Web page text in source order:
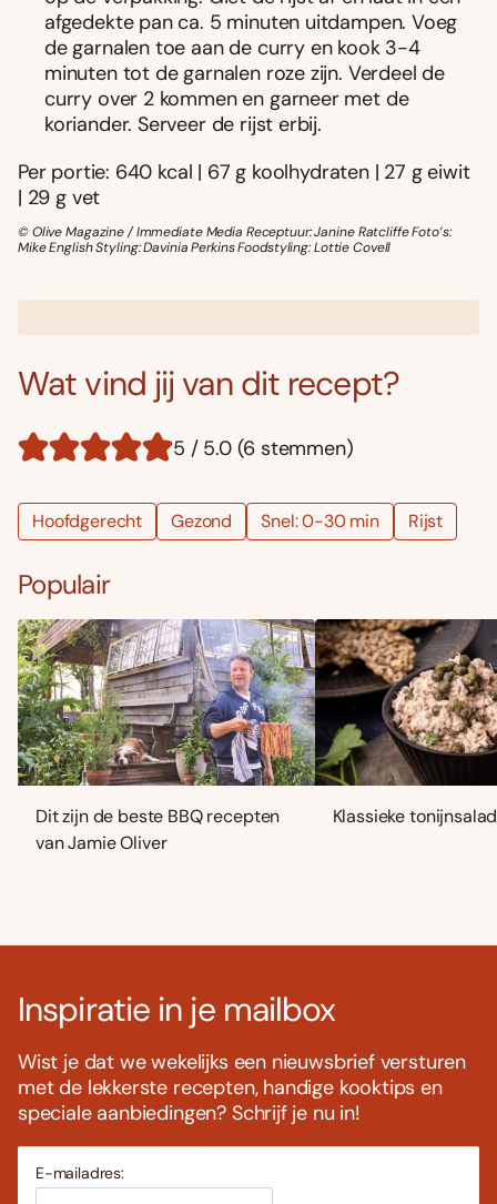
afgedekte pan ca. 5 minuten uitdampen. Voeg
de garnalen toe aan de curry en kook 3-4
minuten tot de garnalen roze zijn. Verdeel de
curry over 2 kommen en garneer met de
koriander. Serveer de rijst erbij.
Per portie: 640 kcal | 67 g koolhydraten | 27 g eiwit
| 29 g vet
© Olive Magazine / Immediate Media Receptuur: Janine Ratcliffe Foto’s:
Mike English Styling: Davinia Perkins Foodstyling: Lottie Covell
Wat vind jij van dit recept?
5 / 5.0 (6 stemmen)
Hoofdgerecht Gezond Snel: 0-30 min Rijst
Populair
Dit zijn de beste BBQ recepten
van Jamie Oliver
Klassieke
Inspiratie in je mailbox
Wist je dat we wekelijks een nieuwsbrief versturen
met de lekkerste recepten, handige kooktips en
speciale aanbiedingen? Schrijf je nu in!
E-mailadres: